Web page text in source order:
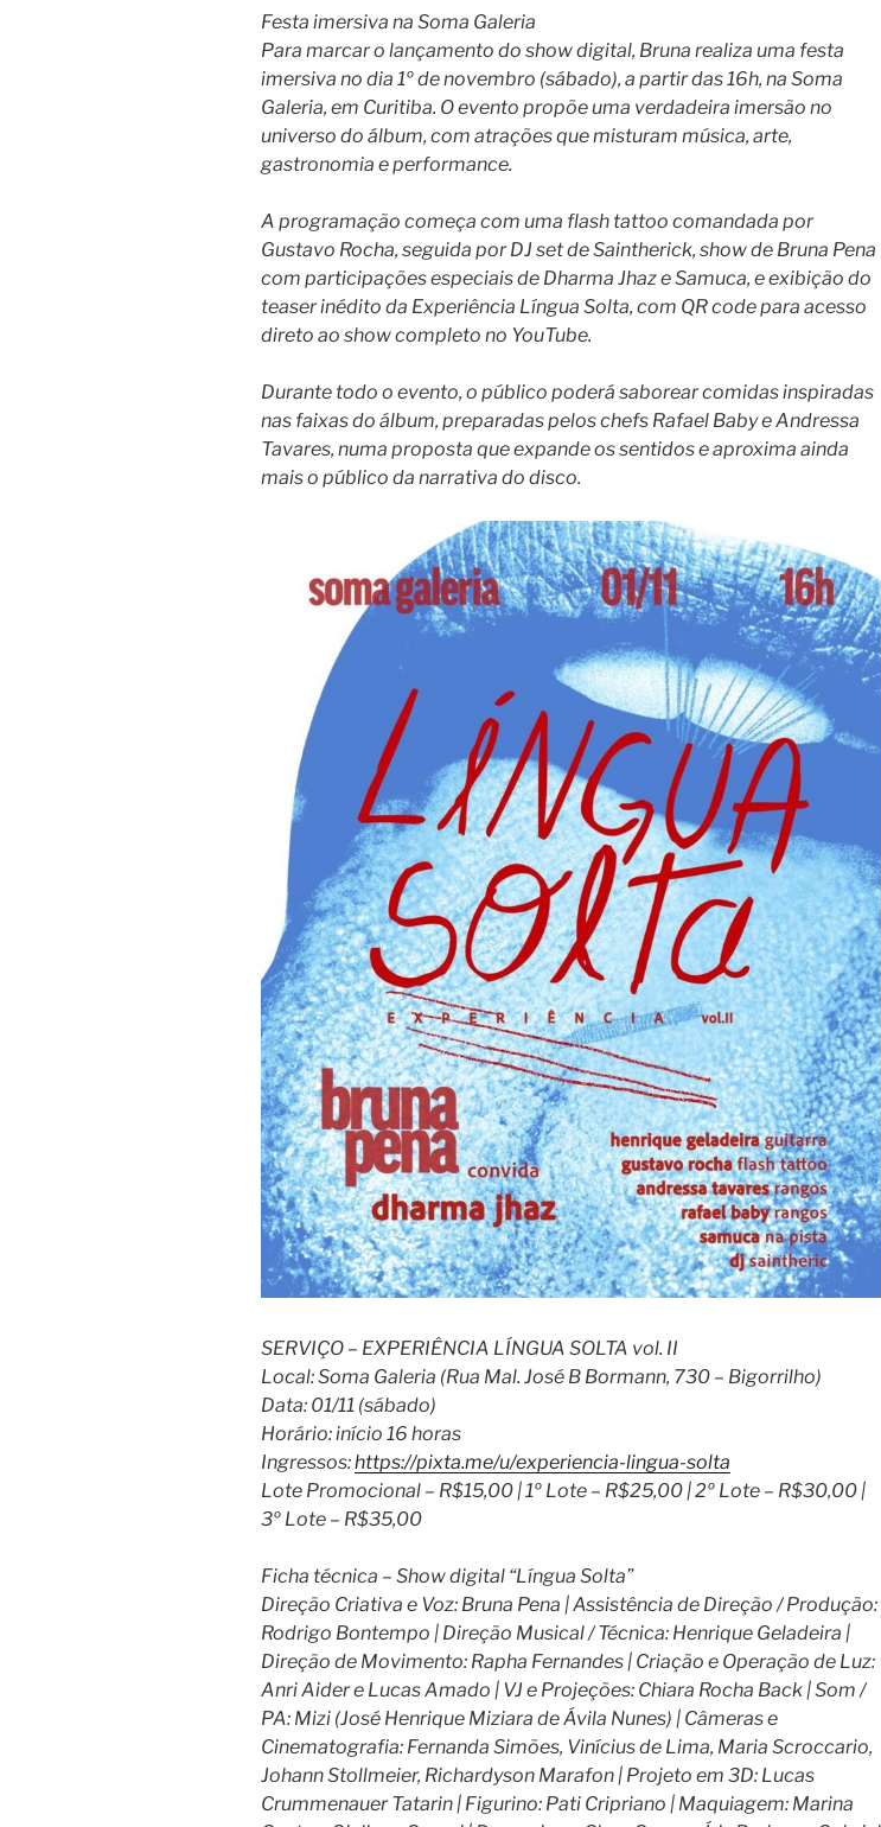
Festa imersiva na Soma Galeria
Para marcar o lançamento do show digital, Bruna realiza uma festa
imersiva no dia 1º de novembro (sábado), a partir das 16h, na Soma
Galeria, em Curitiba. O evento propõe uma verdadeira imersão no
universo do álbum, com atrações que misturam música, arte,
gastronomia e performance.
A programação começa com uma flash tattoo comandada por
Gustavo Rocha, seguida por DJ set de Saintherick, show de Bruna Pena
com participações especiais de Dharma Jhaz e Samuca, e exibição do
teaser inédito da Experiência Língua Solta, com QR code para acesso
direto ao show completo no YouTube.
Durante todo o evento, o público poderá saborear comidas inspiradas
nas faixas do álbum, preparadas pelos chefs Rafael Baby e Andressa
Tavares, numa proposta que expande os sentidos e aproxima ainda
mais o público da narrativa do disco.
SERVIÇO – EXPERIÊNCIA LÍNGUA SOLTA vol. II
Local: Soma Galeria (Rua Mal. José B Bormann, 730 – Bigorrilho)
Data: 01/11 (sábado)
Horário: início 16 horas
Ingressos:https://pixta.me/u/experiencia-lingua-solta
Lote Promocional – R$15,00 | 1º Lote – R$25,00 | 2º Lote – R$30,00 |
3º Lote – R$35,00
Ficha técnica – Show digital “Língua Solta”
Direção Criativa e Voz: Bruna Pena | Assistência de Direção / Produção:
Rodrigo Bontempo | Direção Musical / Técnica: Henrique Geladeira |
Direção de Movimento: Rapha Fernandes | Criação e Operação de Luz:
Anri Aider e Lucas Amado | VJ e Projeções: Chiara Rocha Back | Som /
PA: Mizi (José Henrique Miziara de Ávila Nunes) | Câmeras e
Cinematografia: Fernanda Simões, Vinícius de Lima, Maria Scroccario,
Johann Stollmeier, Richardyson Marafon | Projeto em 3D: Lucas
Crummenauer Tatarin | Figurino: Pati Cripriano | Maquiagem: Marina